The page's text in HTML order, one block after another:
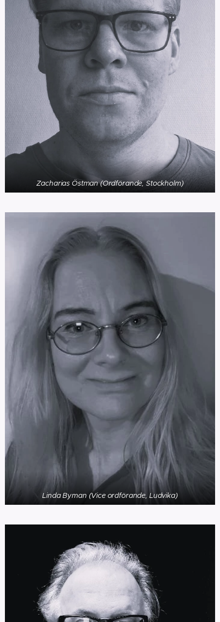
Zacharias Östman (Ordförande, Stockholm)
Linda Byman (Vice ordförande, Ludvika)